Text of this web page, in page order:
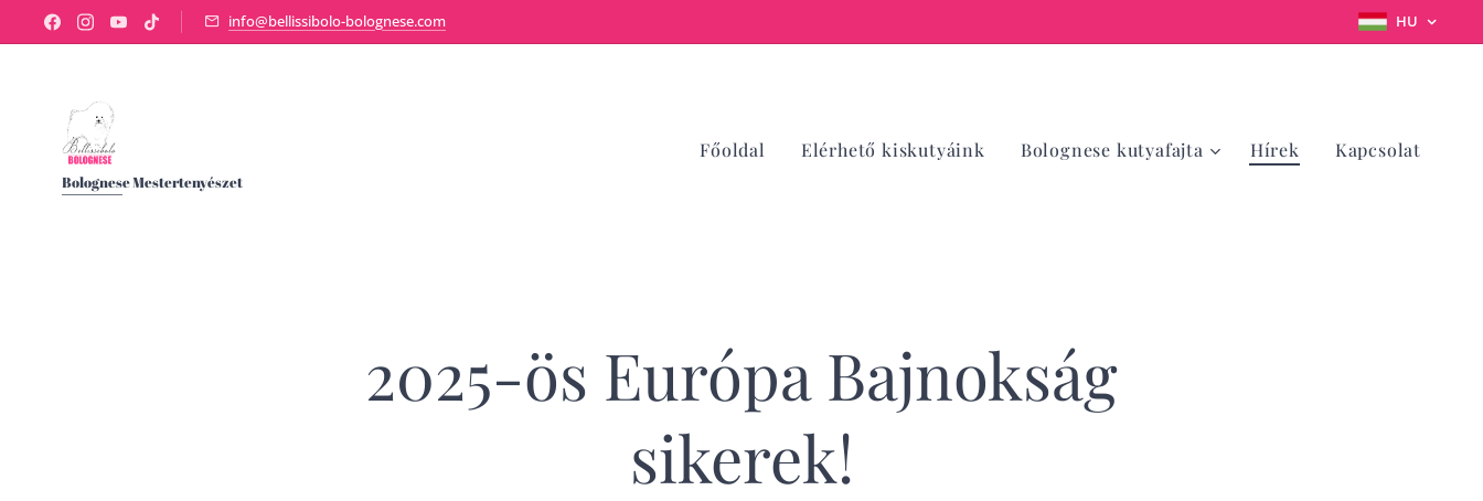
info@bellissibolo-bolognese.com HU
Bolognese Mestertenyészet
Főoldal Elérhető kiskutyáink Bolognese kutyafajta Hírek Kapcsolat
2025-ös Európa Bajnokság
sikerek!